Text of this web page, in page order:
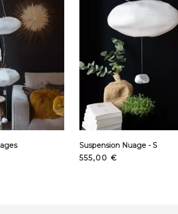
Suspension Nuage - S
Prix
555,00 €